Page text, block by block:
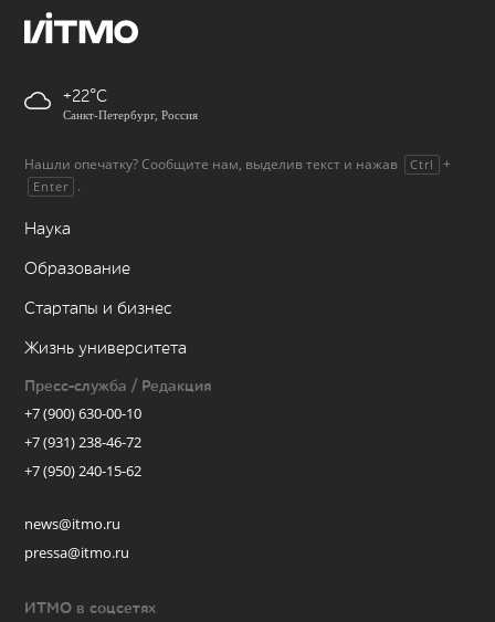
+22
Санкт-Петербург, Россия
Нашли опечатку? Сообщите нам, выделив текст и нажав Ctrl +
Enter .
Наука
Образование
Стартапы и бизнес
Жизнь университета
Пресс-служба / Редакция
+7 (900) 630-00-10
+7 (931) 238-46-72
+7 (950) 240-15-62
news@itmo.ru
pressa@itmo.ru
ИТМО в соцсетях